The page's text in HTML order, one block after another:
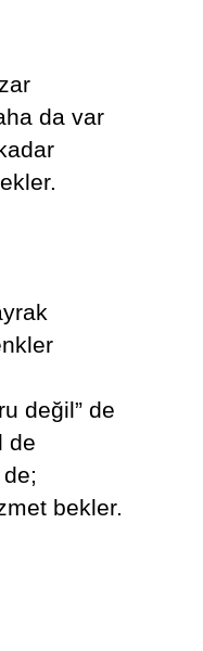
da var
değil” de
de
bekler.